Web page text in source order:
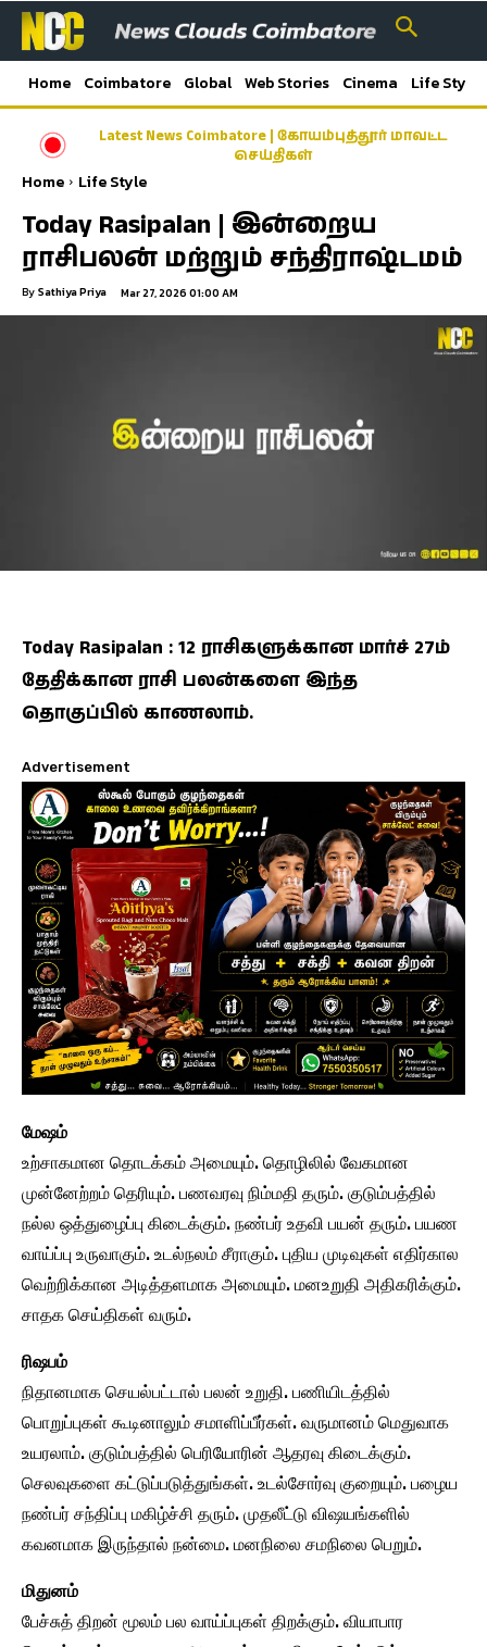
Home Coimbatore Global Web Stories Cinema Life Style
Latest News Coimbatore | கோயம்புத்தூர் மாவட்ட
செய்திகள்
ஓணம் பண்டிகை முன்னிட்டு சிறப்பு ரயில்கள்;
கேரளா–கோவை–பெங்களூரு பயணிகளுக்கு
Home Life Style
Today Rasipalan | இன்றைய
ராசிபலன் மற்றும் சந்திராஷ்டமம்
By Sathiya Priya Mar 27, 2026 01:00 AM
Today Rasipalan : 12 ராசிகளுக்கான மார்ச் 27ம்
தேதிக்கான ராசி பலன்களை இந்த
தொகுப்பில் காணலாம்.
Advertisement
மேஷம்
உற்சாகமான தொடக்கம் அமையும். தொழிலில் வேகமான
முன்னேற்றம் தெரியும். பணவரவு நிம்மதி தரும். குடும்பத்தில்
நல்ல ஒத்துழைப்பு கிடைக்கும். நண்பர் உதவி பயன் தரும். பயண
வாய்ப்பு உருவாகும். உடல்நலம் சீராகும். புதிய முடிவுகள் எதிர்கால
வெற்றிக்கான அடித்தளமாக அமையும். மனஉறுதி அதிகரிக்கும்.
சாதக செய்திகள் வரும்.
ரிஷபம்
நிதானமாக செயல்பட்டால் பலன் உறுதி. பணியிடத்தில்
பொறுப்புகள் கூடினாலும் சமாளிப்பீர்கள். வருமானம் மெதுவாக
உயரலாம். குடும்பத்தில் பெரியோரின் ஆதரவு கிடைக்கும்.
செலவுகளை கட்டுப்படுத்துங்கள். உடல்சோர்வு குறையும். பழைய
நண்பர் சந்திப்பு மகிழ்ச்சி தரும். முதலீட்டு விஷயங்களில்
கவனமாக இருந்தால் நன்மை. மனநிலை சமநிலை பெறும்.
மிதுனம்
பேச்சுத் திறன் மூலம் பல வாய்ப்புகள் திறக்கும். வியாபார